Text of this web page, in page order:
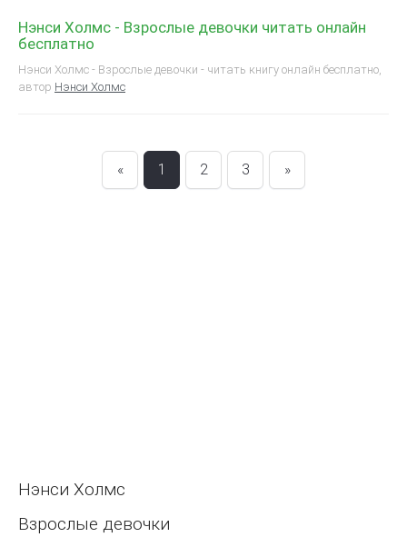
Нэнси Холмс - Взрослые девочки читать онлайн
бесплатно
Нэнси Холмс - Взрослые девочки - читать книгу онлайн бесплатно,
автор Нэнси Холмс
« 1 2 3 »
Нэнси Холмс
Взрослые девочки